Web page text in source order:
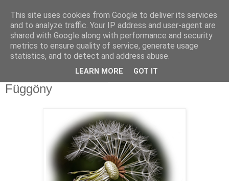
Sümegi Emília -
Tintaszerkezetek
Függöny
This site uses cookies from Google to deliver its services
and to analyze traffic. Your IP address and user-agent are
shared with Google along with performance and security
metrics to ensure quality of service, generate usage
statistics, and to detect and address abuse.
LEARN MORE GOT IT